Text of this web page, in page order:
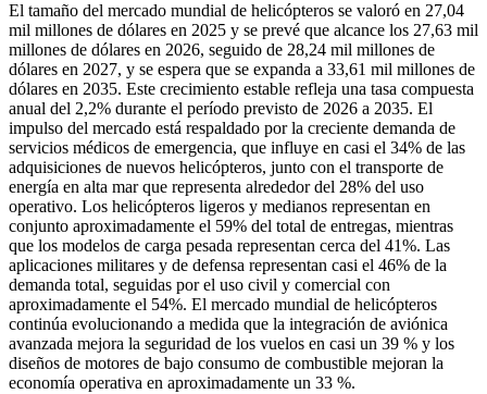
El tamaño del mercado mundial de helicópteros se valoró en 27,04
mil millones de dólares en 2025 y se prevé que alcance los 27,63 mil
millones de dólares en 2026, seguido de 28,24 mil millones de
dólares en 2027, y se espera que se expanda a 33,61 mil millones de
dólares en 2035. Este crecimiento estable refleja una tasa compuesta
anual del 2,2% durante el período previsto de 2026 a 2035. El
impulso del mercado está respaldado por la creciente demanda de
servicios médicos de emergencia, que influye en casi el 34% de las
adquisiciones de nuevos helicópteros, junto con el transporte de
energía en alta mar que representa alrededor del 28% del uso
operativo. Los helicópteros ligeros y medianos representan en
conjunto aproximadamente el 59% del total de entregas, mientras
que los modelos de carga pesada representan cerca del 41%. Las
aplicaciones militares y de defensa representan casi el 46% de la
demanda total, seguidas por el uso civil y comercial con
aproximadamente el 54%. El mercado mundial de helicópteros
continúa evolucionando a medida que la integración de aviónica
avanzada mejora la seguridad de los vuelos en casi un 39 % y los
diseños de motores de bajo consumo de combustible mejoran la
economía operativa en aproximadamente un 33 %.